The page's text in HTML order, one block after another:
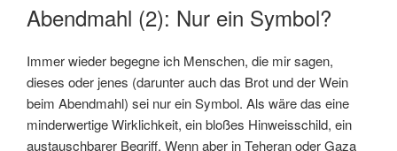
Abendmahl (2): Nur ein Symbol?
Immer wieder begegne ich Menschen, die mir sagen,
dieses oder jenes (darunter auch das Brot und der Wein
beim Abendmahl) sei nur ein Symbol. Als wäre das eine
minderwertige Wirklichkeit, ein bloßes Hinweisschild, ein
austauschbarer Begriff. Wenn aber in Teheran oder Gaza